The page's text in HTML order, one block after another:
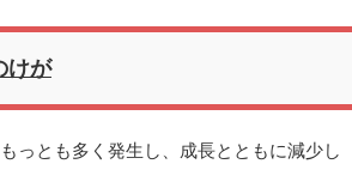
けが
っとも多く発生し、成長とともに減少し